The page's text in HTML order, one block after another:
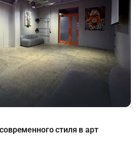
стиля в арт